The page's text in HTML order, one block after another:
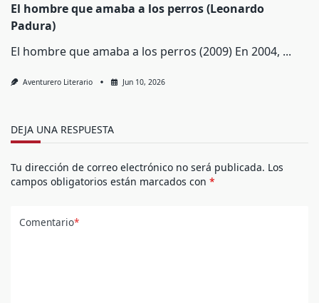
El hombre que amaba a los perros (Leonardo
Padura)
El hombre que amaba a los perros (2009) En 2004, ...
Aventurero Literario Jun 10, 2026
DEJA UNA RESPUESTA
Tu dirección de correo electrónico no será publicada. Los
campos obligatorios están marcados con *
Comentario*